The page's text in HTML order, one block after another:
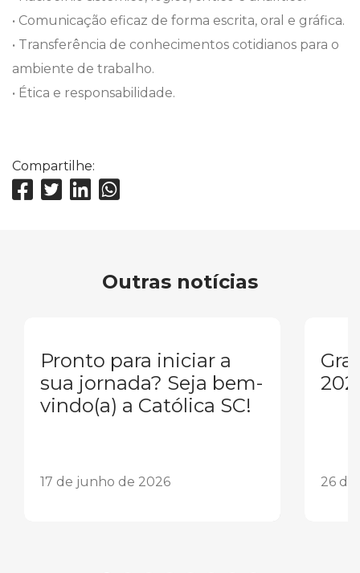
• Comunicação eficaz de forma escrita, oral e gráfica.
• Transferência de conhecimentos cotidianos para o
ambiente de trabalho.
• Ética e responsabilidade.
Compartilhe:
Outras notícias
Pronto para iniciar a
sua jornada? Seja bem-
vindo(a) a Católica SC!
17 de junho de 2026 26 de